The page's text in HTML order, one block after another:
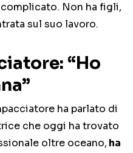
Non ha figli,
sul suo lavoro.
“Ho
ha parlato di
che oggi ha trovato
oltre oceano, ha